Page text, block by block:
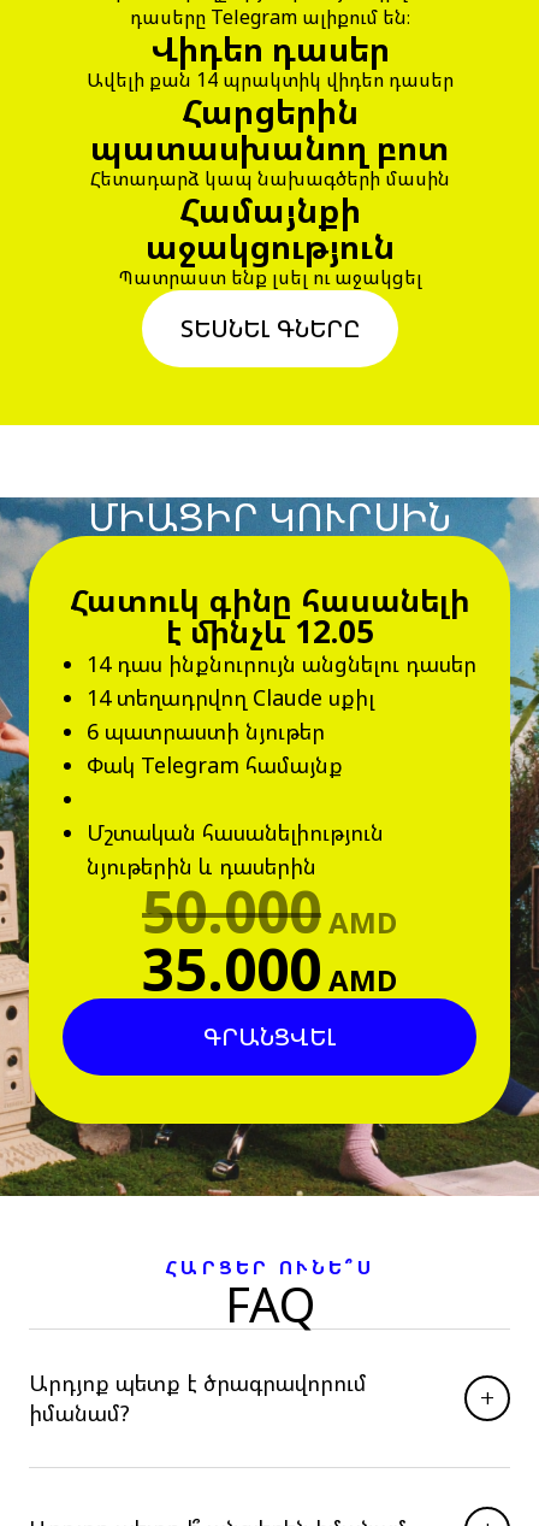
դասերը Telegram ալիքում են։
Վիդեո դասեր
Ավելի քան 14 պրակտիկ վիդեո դասեր
Հարցերին
պատասխանող բոտ
Հետադարձ կապ նախագծերի մասին
Համայնքի
աջակցություն
Պատրաստ ենք լսել ու աջակցել
ՏԵՍՆԵԼ ԳՆԵՐԸ
ՄԻԱՑԻՐ ԿՈՒՐՍԻՆ
Հատուկ գինը հասանելի
է մինչև 12.05
14 դաս ինքնուրույն անցնելու դասեր
14 տեղադրվող Claude սքիլ
6 պատրաստի նյութեր
Փակ Telegram համայնք
Մշտական հասանելիություն
նյութերին և դասերին
50.000AMD
35.000 AMD
ԳՐԱՆՑՎԵԼ
ՀԱՐՑԵՐ ՈՒՆԵ՞Ս
FAQ
Արդյոք պետք է ծրագրավորում
իմանամ?
+